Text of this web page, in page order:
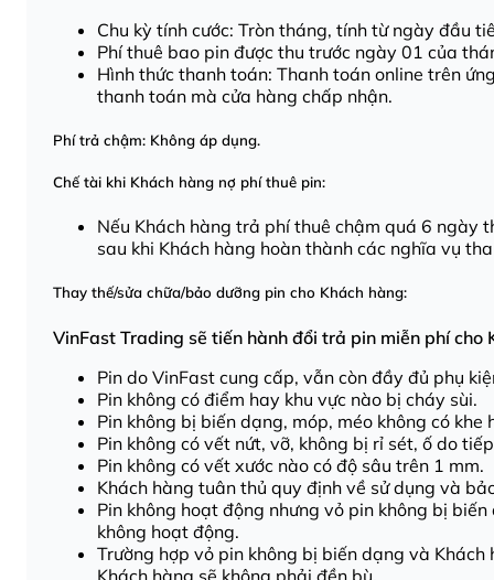
Chu kỳ tính cước: Tròn tháng, tính từ ngày đầu
Phí thuê bao pin được thu trước ngày 01 của
Hình thức thanh toán: Thanh toán online trên
thanh toán mà cửa hàng chấp nhận.
Phí trả chậm: Không áp dụng.
Chế tài khi Khách hàng nợ phí thuê pin:
Nếu Khách hàng trả phí thuê chậm quá 6 ngày
sau khi Khách hàng hoàn thành các nghĩa vụ
Thay thế/sửa chữa/bảo dưỡng pin cho Khách hàng:
VinFast Trading sẽ tiến hành đổi trả pin miễn phí
Pin do VinFast cung cấp, vẫn còn đầy đủ phụ
Pin không có điểm hay khu vực nào bị cháy sùi.
Pin không bị biến dạng, móp, méo không có
Pin không có vết nứt, vỡ, không bị rỉ sét, ố do
Pin không có vết xước nào có độ sâu trên 1 mm.
Khách hàng tuân thủ quy định về sử dụng và
Pin không hoạt động nhưng vỏ pin không bị
không hoạt động.
Trường hợp vỏ pin không bị biến dạng và
Khách hàng sẽ không phải đền bù.